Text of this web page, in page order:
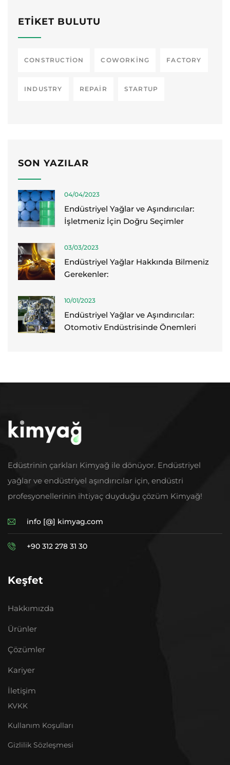
ETIKET BULUTU
CONSTRUCTION COWORKING FACTORY
INDUSTRY REPAIR STARTUP
SON YAZILAR
04/04/2023
Endüstriyel Yağlar ve Aşındırıcılar:
İşletmeniz İçin Doğru Seçimler
03/03/2023
Endüstriyel Yağlar Hakkında Bilmeniz
Gerekenler:
10/01/2023
Endüstriyel Yağlar ve Aşındırıcılar:
Otomotiv Endüstrisinde Önemleri
Edüstrinin çarkları Kimyağ ile dönüyor. Endüstriyel
yağlar ve endüstriyel aşındırıcılar için, endüstri
profesyonellerinin ihtiyaç duyduğu çözüm Kimyağ!
info [@] kimyag.com
+90 312 278 31 30
Keşfet
Hakkımızda
Ürünler
Çözümler
Kariyer
İletişim
KVKK
Kullanım Koşulları
Gizlilik Sözleşmesi